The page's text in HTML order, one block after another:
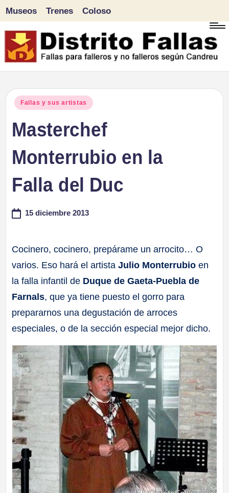
Saltar
al
Museos Trenes Coloso
Publicado
Fallas y sus artistas
Masterchef
Monterrubio en la
Falla del Duc
15 diciembre 2013
Cocinero, cocinero, prepárame un arrocito… O
varios. Eso hará el artista Julio Monterrubio en
la falla infantil de Duque de Gaeta-Puebla de
Farnals, que ya tiene puesto el gorro para
prepararnos una degustación de arroces
especiales, o de la sección especial mejor dicho.